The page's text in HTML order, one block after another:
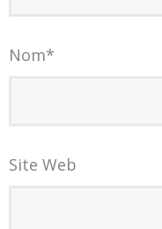
Nom*
Site Web